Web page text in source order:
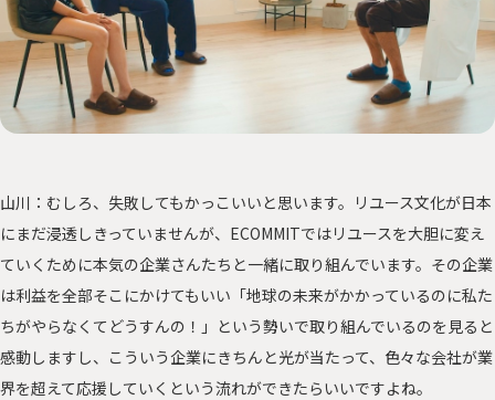
山川：むしろ、失敗してもかっこいいと思います。リユース文化が日本
にまだ浸透しきっていませんが、ECOMMITではリユースを大胆に変え
ていくために本気の企業さんたちと一緒に取り組んでいます。その企業
は利益を全部そこにかけてもいい「地球の未来がかかっているのに私た
ちがやらなくてどうすんの！」という勢いで取り組んでいるのを見ると
感動しますし、こういう企業にきちんと光が当たって、色々な会社が業
界を超えて応援していくという流れができたらいいですよね。